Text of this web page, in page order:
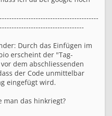
Durch das Einfügen im
erscheint der "Tag-
dem abschliessenden
der Code unmittelbar
eingefügt wird.
man das hinkriegt?